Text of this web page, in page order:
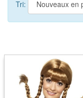
Tri: